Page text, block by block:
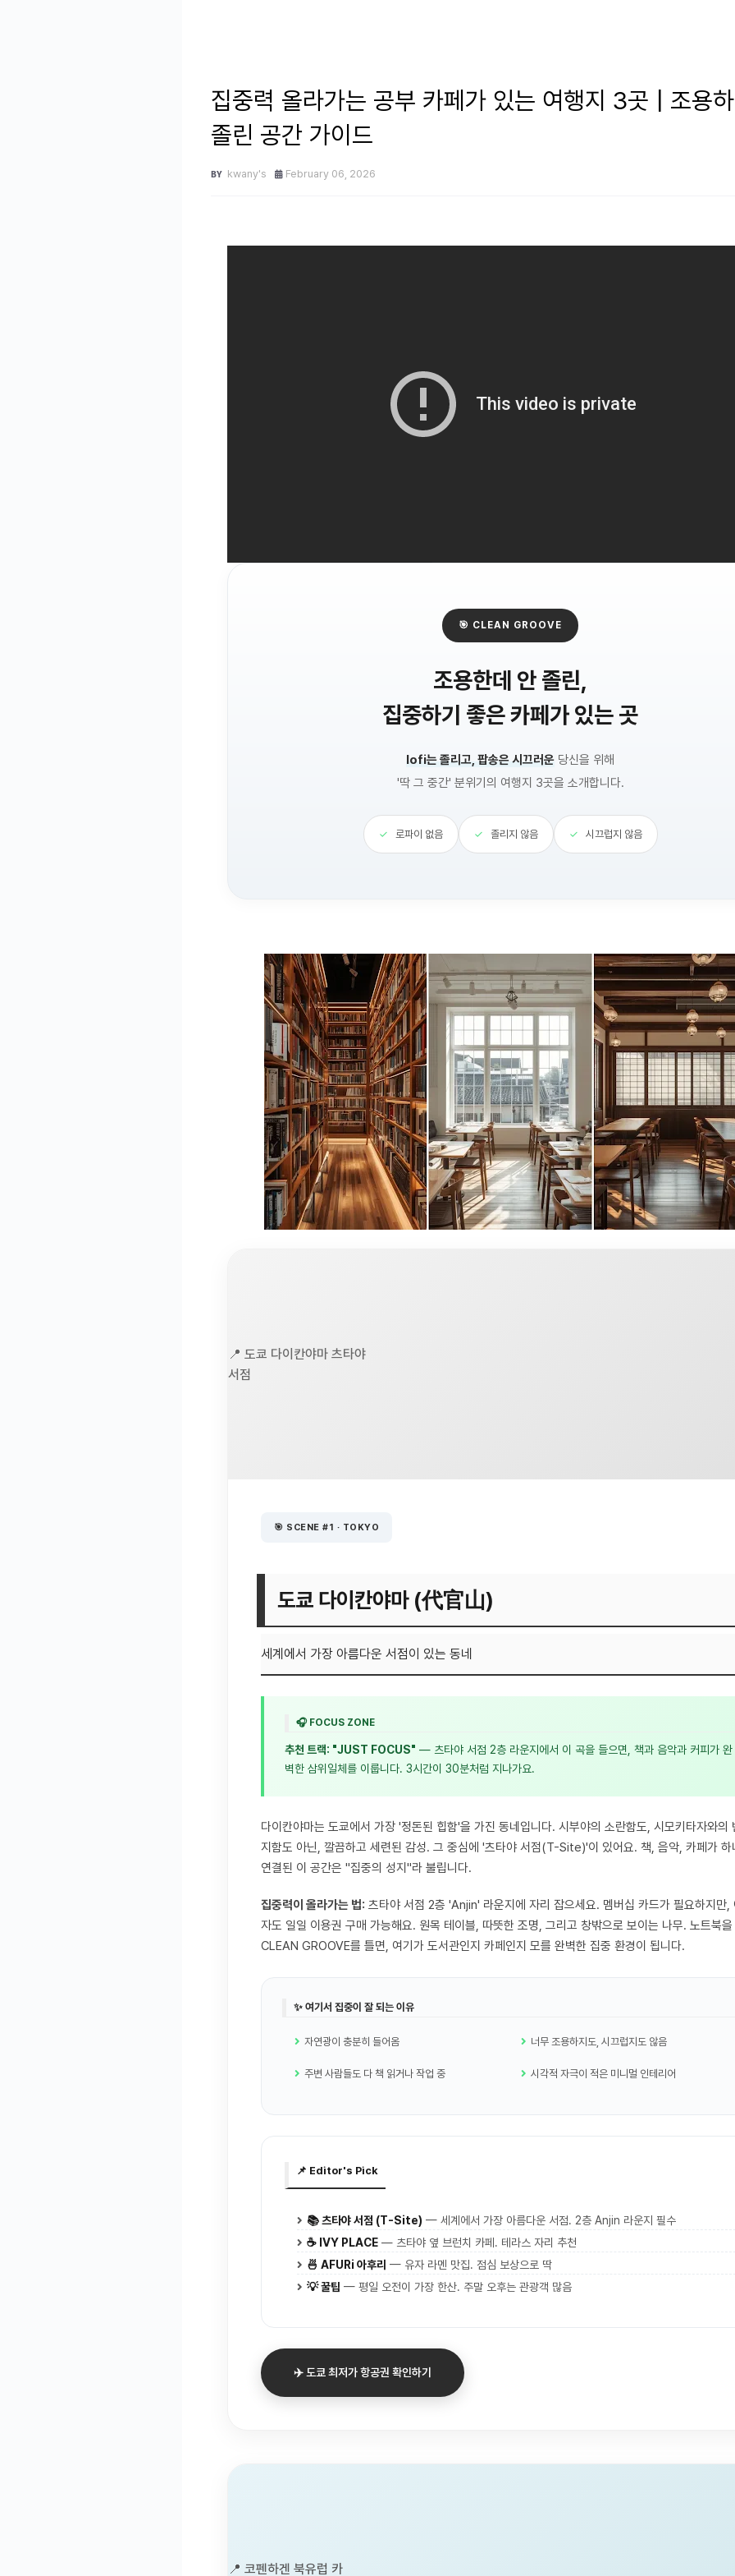
집중력 올라가는 공부 카페가 있는 여행지 3곳 | 조용
졸린 공간 가이드
kwany's February 06, 2026
🎯 CLEAN GROOVE
조용한데 안 졸린,
집중하기 좋은 카페가 있는 곳
lofi는 졸리고, 팝송은 시끄러운 당신을 위해
'딱 그 중간' 분위기의 여행지 3곳을 소개합니다.
✓ 로파이 없음 ✓ 졸리지 않음 ✓ 시끄럽지 않음
📍 도쿄 다이칸야마 츠타야
서점
🎯 SCENE #1 · TOKYO
도쿄 다이칸야마 (代官山)
세계에서 가장 아름다운 서점이 있는 동네
🎧 FOCUS ZONE
추천 트랙: "JUST FOCUS" — 츠타야 서점 2층 라운지에서 이 곡을 들으면, 책과 음악과 커피가 완
벽한 삼위일체를 이룹니다. 3시간이 30분처럼 지나가요.
다이칸야마는 도쿄에서 가장 '정돈된 힙함'을 가진 동네입니다. 시부야의 소란함도, 시모키타자와의
지함도 아닌, 깔끔하고 세련된 감성. 그 중심에 '츠타야 서점(T-Site)'이 있어요. 책, 음악, 카페가 하
연결된 이 공간은 "집중의 성지"라 불립니다.
집중력이 올라가는 법: 츠타야 서점 2층 'Anjin' 라운지에 자리 잡으세요. 멤버십 카드가 필요하지만,
자도 일일 이용권 구매 가능해요. 원목 테이블, 따뜻한 조명, 그리고 창밖으로 보이는 나무. 노트북
CLEAN GROOVE를 틀면, 여기가 도서관인지 카페인지 모를 완벽한 집중 환경이 됩니다.
✨ 여기서 집중이 잘 되는 이유
자연광이 충분히 들어옴 너무 조용하지도, 시끄럽지도 않음
주변 사람들도 다 책 읽거나 작업 중 시각적 자극이 적은 미니멀 인테리어
📌 Editor's Pick
📚 츠타야 서점 (T-Site) — 세계에서 가장 아름다운 서점. 2층 Anjin 라운지 필수
☕ IVY PLACE — 츠타야 옆 브런치 카페. 테라스 자리 추천
🍜 AFURi 아후리 — 유자 라멘 맛집. 점심 보상으로 딱
💡 꿀팁 — 평일 오전이 가장 한산. 주말 오후는 관광객 많음
✈️ 도쿄 최저가 항공권 확인하기
📍 코펜하겐 북유럽 카